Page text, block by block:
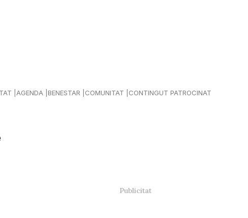
AGENDA BENESTAR COMUNITAT CONTINGUT PATROCINAT